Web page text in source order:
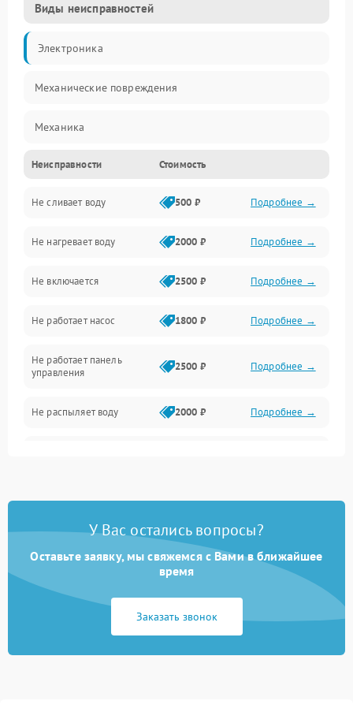
Виды неисправностей
Электроника
Механические повреждения
Механика
Управление
Электропитание
Датчики
Нагрев
Вода
Гигиена
Программное обеспечение
Неисправности Стоимость
Не сливает воду 500 ₽ Подробнее →
Не нагревает воду 2000 ₽ Подробнее →
Не включается 2500 ₽ Подробнее →
Не работает насос 1800 ₽ Подробнее →
Не работает панель
управления
2500 ₽ Подробнее →
Не распыляет воду 2000 ₽ Подробнее →
Проблемы с набором
Не работает сушилка 2100 ₽ Подробнее →
Сбои в работе таймера 1700 ₽
У Вас остались вопросы?
Оставьте заявку, мы свяжемся с Вами в ближайшее
время
Заказать звонок